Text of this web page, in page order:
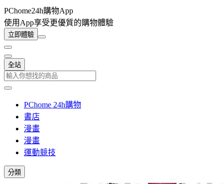
PChome24h購物App
使用App享受更優質的購物體驗
立即體驗
全站
PChome 24h購物
書店
漫畫
漫畫
運動競技
分類